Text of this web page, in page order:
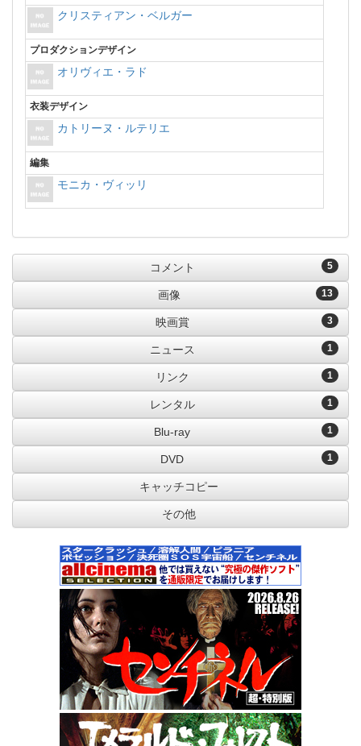
クリスティアン・ベルガー
プロダクションデザイン
オリヴィエ・ラド
衣装デザイン
カトリーヌ・ルテリエ
編集
モニカ・ヴィッリ
5
コメント
13
画像
3
映画賞
1
ニュース
1
リンク
1
レンタル
1
Blu-ray
1
DVD
キャッチコピー
その他